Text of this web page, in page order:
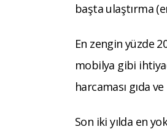
başta ulaştırma
En zengin yüzde
mobilya gibi
harcaması gıda
Son iki yılda en